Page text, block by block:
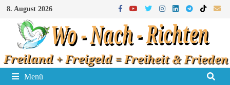
Zum
Inhalt
springen
8. August 2026
Menü